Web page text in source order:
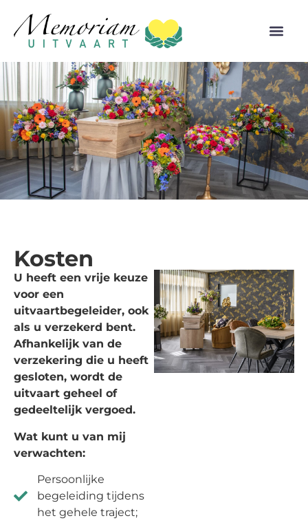
Kosten
U heeft een vrije keuze
voor een
uitvaartbegeleider, ook
als u verzekerd bent.
Afhankelijk van de
verzekering die u heeft
gesloten, wordt de
uitvaart geheel of
gedeeltelijk vergoed.
Wat kunt u van mij
verwachten:
Persoonlijke
begeleiding tijdens
het gehele traject;